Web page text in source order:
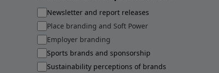
Newsletter and report releases
Place branding and Soft Power
Employer branding
Sports brands and sponsorship
Sustainability perceptions of brands